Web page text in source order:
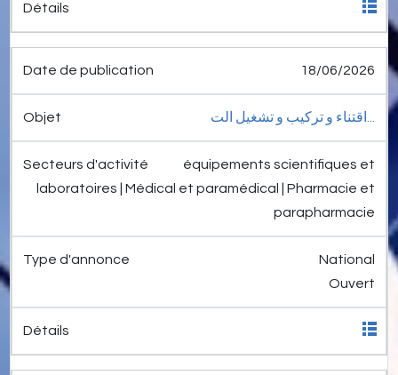
18/06/2026
اقتناء و تركيب و تشغيل الت...
équipements scientifiques et
laboratoires | Médical et paramédical | Pharmacie et
parapharmacie
National
Ouvert